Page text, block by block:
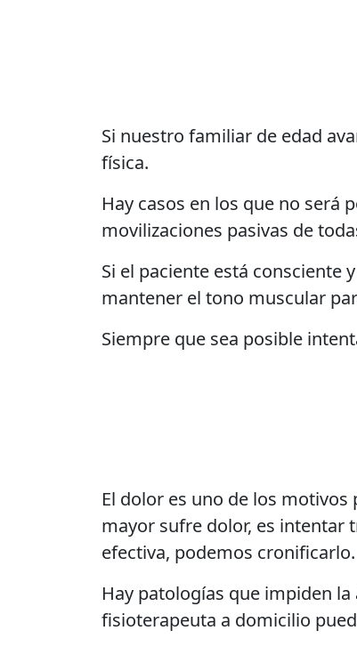
Si nuestro familiar de edad
física.
Hay casos en los que no será
movilizaciones pasivas de
Si el paciente está consciente
mantener el tono muscular
Siempre que sea posible
El dolor es uno de los
mayor sufre dolor, es intentar
efectiva, podemos cronificarlo.
Hay patologías que impiden
fisioterapeuta a domicilio